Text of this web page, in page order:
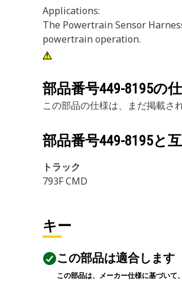
Applications:
The Powertrain Sensor
powertrain operation.
部品番号449-8195の
この部品の仕様は、まだ掲載さ
部品番号449-8195と
トラック
793F CMD
キー
この部品は適合します
この部品は、メーカー仕様に基づいて